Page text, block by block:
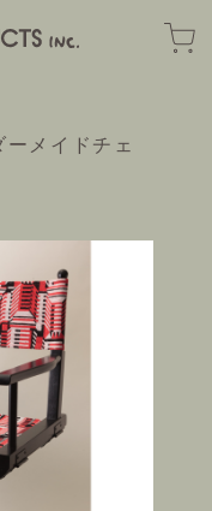
ONLINE
メイドチェ